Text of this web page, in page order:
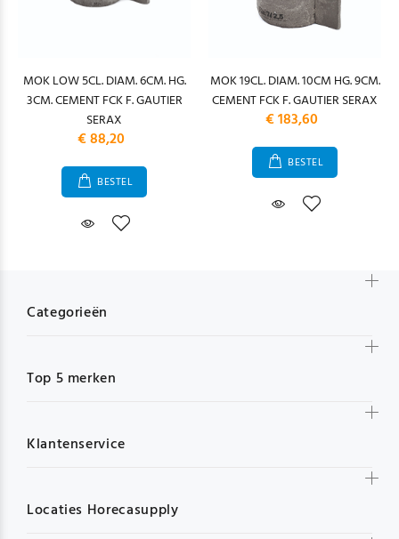
MOK LOW 5CL. DIAM. 6CM. HG.
3CM. CEMENT FCK F. GAUTIER
SERAX
€ 88,20
BESTEL
MOK 19CL. DIAM. 10CM HG. 9CM.
CEMENT FCK F. GAUTIER SERAX
€ 183,60
BESTEL
Categorieën
Top 5 merken
Klantenservice
Locaties Horecasupply